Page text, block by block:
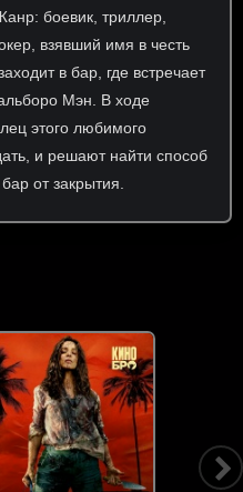
боевик, триллер,
взявший имя в честь
в бар, где встречает
Мэн. В ходе
этого любимого
и решают найти способ
от закрытия.